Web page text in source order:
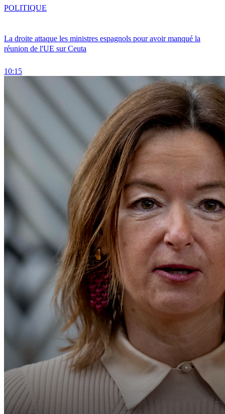
La droite attaque les ministres espagnols pour avoir manqué la
réunion de l'UE sur Ceuta
10:15
POLITIQUE